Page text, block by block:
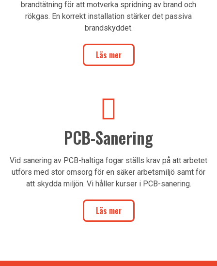
brandtätning för att motverka spridning av brand och
rökgas. En korrekt installation stärker det passiva
brandskyddet.
Läs mer
PCB-Sanering
Vid sanering av PCB-haltiga fogar ställs krav på att arbetet
utförs med stor omsorg för en säker arbetsmiljö samt för
att skydda miljön. Vi håller kurser i PCB-sanering.
Läs mer